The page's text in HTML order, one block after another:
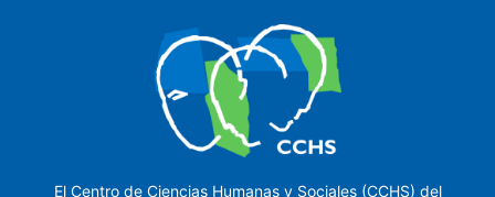
El Centro de Ciencias Humanas y Sociales (CCHS) del